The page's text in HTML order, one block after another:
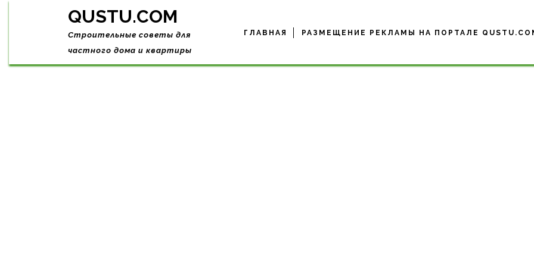
Skip
QUSTU.COM
Строительные советы для
частного дома и квартиры
ГЛАВНАЯ РАЗМЕЩЕНИЕ РЕКЛАМЫ НА ПОРТАЛЕ